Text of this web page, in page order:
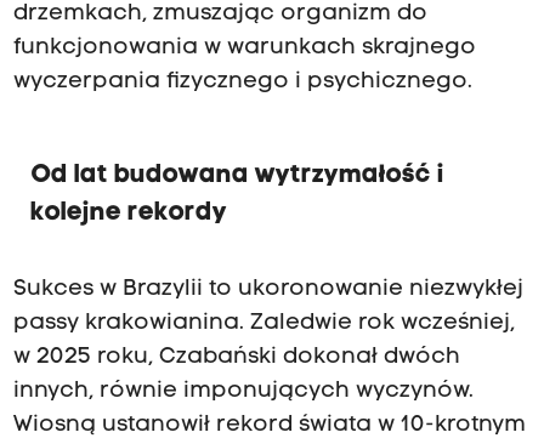
drzemkach, zmuszając organizm do
funkcjonowania w warunkach skrajnego
wyczerpania fizycznego i psychicznego.
Od lat budowana wytrzymałość i
kolejne rekordy
Sukces w Brazylii to ukoronowanie niezwykłej
passy krakowianina. Zaledwie rok wcześniej,
w 2025 roku, Czabański dokonał dwóch
innych, równie imponujących wyczynów.
Wiosną ustanowił rekord świata w 10-krotnym